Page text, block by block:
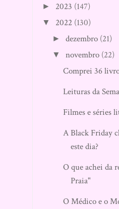
► 2023 (147)
▼ 2022 (130)
►dezembro (21)
▼ novembro (22)
Comprei 36
Leituras da
Filmes e séries
A Black Friday
este dia?
O que achei da
Praia"
O Médico e o